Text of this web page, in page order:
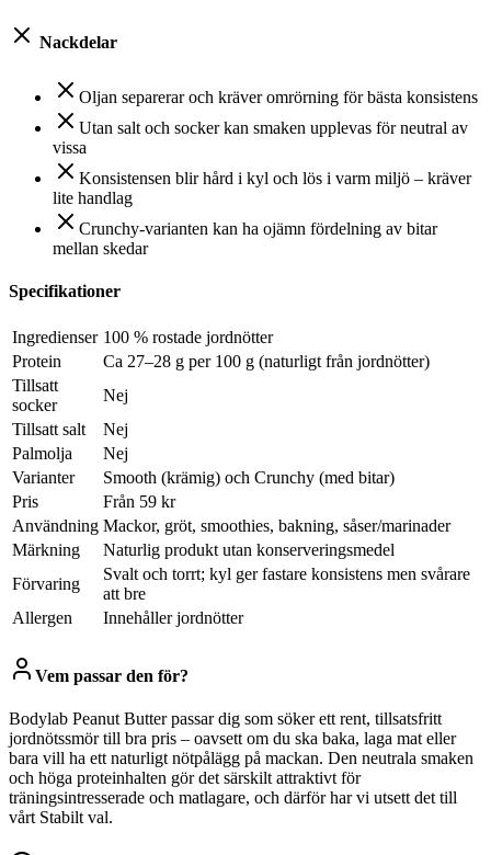
Nackdelar
Oljan separerar och kräver omrörning för bästa konsistens
Utan salt och socker kan smaken upplevas för neutral av
vissa
Konsistensen blir hård i kyl och lös i varm miljö – kräver
lite handlag
Crunchy-varianten kan ha ojämn fördelning av bitar
mellan skedar
Specifikationer
Ingredienser 100 % rostade jordnötter
Protein
Ca 27–28 g per 100 g (naturligt från jordnötter)
Tillsatt
socker
Nej
Tillsatt salt
Nej
Palmolja
Nej
Varianter
Smooth (krämig) och Crunchy (med bitar)
Pris
Från 59 kr
Användning Mackor, gröt, smoothies, bakning, såser/marinader
Märkning
Naturlig produkt utan konserveringsmedel
Förvaring
Svalt och torrt; kyl ger fastare konsistens men svårare
att bre
Allergen
Innehåller jordnötter
Vem passar den för?
Bodylab Peanut Butter passar dig som söker ett rent, tillsatsfritt
jordnötssmör till bra pris – oavsett om du ska baka, laga mat eller
bara vill ha ett naturligt nötpålägg på mackan. Den neutrala smaken
och höga proteinhalten gör det särskilt attraktivt för
träningsintresserade och matlagare, och därför har vi utsett det till
vårt Stabilt val.